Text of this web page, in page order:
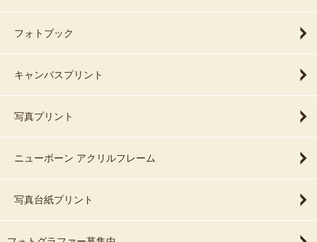
☂️撮影予定日が雨予報💦
ます。
延期の候補日が予定で埋まっている場合は、（残念ですが）キャン
セルさせていただくことになります。
少々の雨の場合、決行することもできます。
🙇‍♂️撮影許可
宅地建物取引士
SAJ スキー1級
💮撮影経歴
・約２０年前より写真撮影を始める
📷撮影機材
・Canon EOS R6mk2（ボディ）
フォトブック
キャンバスプリント
写真プリント
ニューボーン アクリルフレーム
写真台紙プリント